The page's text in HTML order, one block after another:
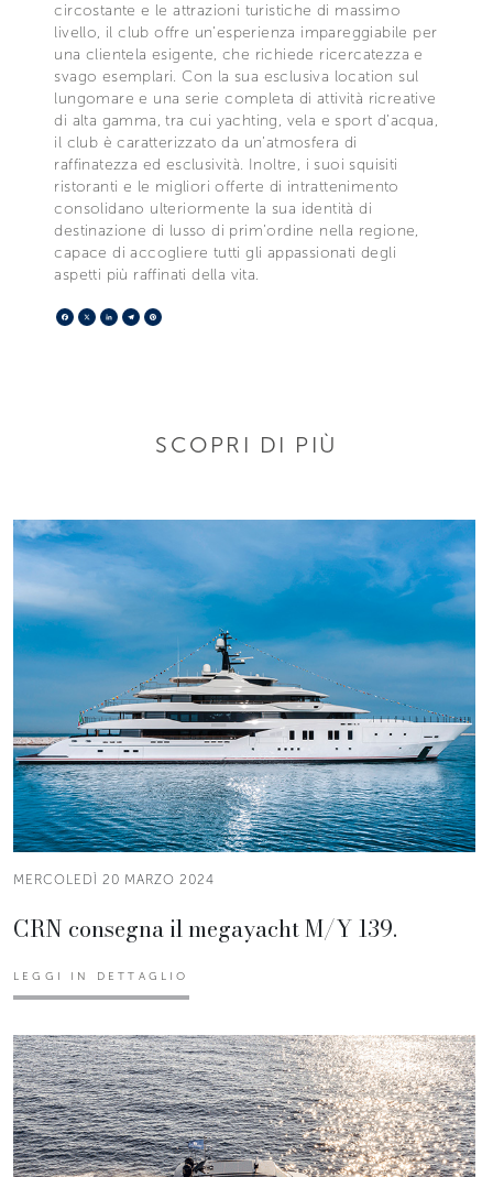
circostante e le attrazioni turistiche di massimo
livello, il club offre un’esperienza impareggiabile per
una clientela esigente, che richiede ricercatezza e
svago esemplari. Con la sua esclusiva location sul
lungomare e una serie completa di attività ricreative
di alta gamma, tra cui yachting, vela e sport d’acqua,
il club è caratterizzato da un’atmosfera di
raffinatezza ed esclusività. Inoltre, i suoi squisiti
ristoranti e le migliori offerte di intrattenimento
consolidano ulteriormente la sua identità di
destinazione di lusso di prim’ordine nella regione,
capace di accogliere tutti gli appassionati degli
aspetti più raffinati della vita.
Facebook
X LinkedIn
Telegram
SCOPRI DI PIÙ
MERCOLEDÌ 20 MARZO 2024
CRN consegna il megayacht M/Y 139.
LEGGI IN DETTAGLIO